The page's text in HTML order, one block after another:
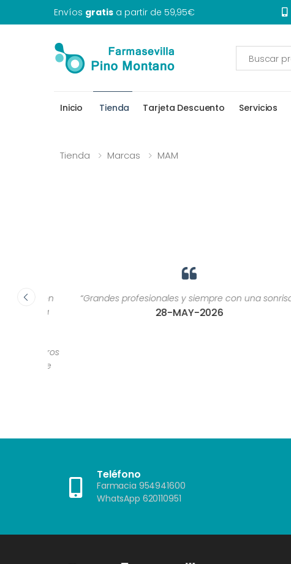
Envíos gratis a partir de 59,95€
Inicio Tienda Tarjeta Descuento Servicios
Tienda Marcas MAM
son
“Grandes profesionales y siempre con una sonrisa.”
28-MAY-2026
Teléfono
Farmacia 954941600
WhatsApp 620110951